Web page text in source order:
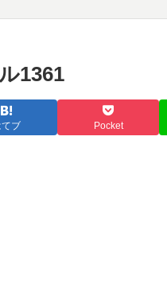
1361
ブ Pocket